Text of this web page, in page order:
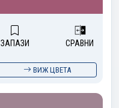
ЗАПАЗИ СРАВНИ
ВИЖ ЦВЕТА